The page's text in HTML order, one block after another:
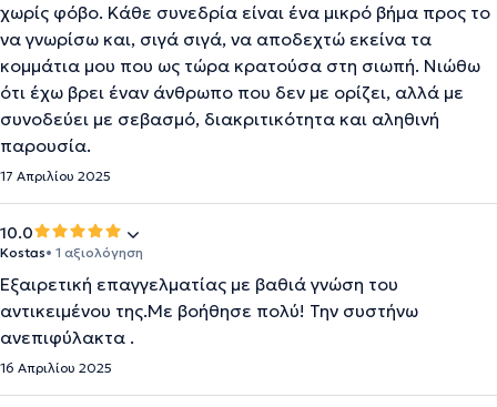
χωρίς φόβο. Κάθε συνεδρία είναι ένα μικρό βήμα προς το
να γνωρίσω και, σιγά σιγά, να αποδεχτώ εκείνα τα
κομμάτια μου που ως τώρα κρατούσα στη σιωπή. Νιώθω
ότι έχω βρει έναν άνθρωπο που δεν με ορίζει, αλλά με
συνοδεύει με σεβασμό, διακριτικότητα και αληθινή
παρουσία.
17 Απριλίου 2025
10.0
Kostas• 1 αξιολόγηση
Εξαιρετική επαγγελματίας με βαθιά γνώση του
αντικειμένου της.Με βοήθησε πολύ! Την συστήνω
ανεπιφύλακτα .
16 Απριλίου 2025